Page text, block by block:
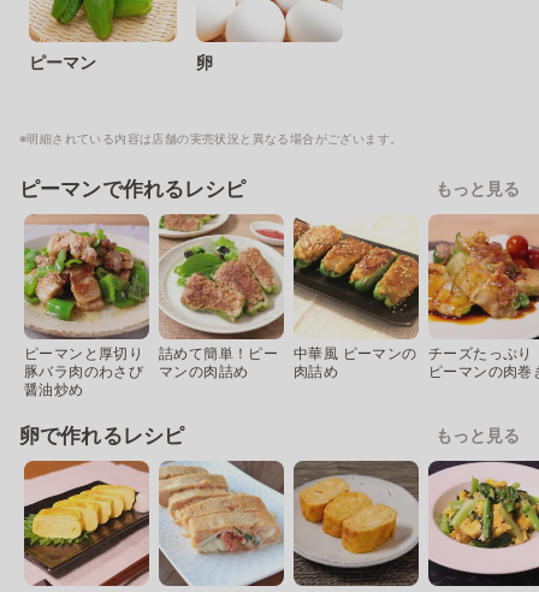
ピーマン 卵
※明細されている内容は店舗の実売状況と異なる場合がございます。
ピーマンで作れるレシピ もっと見る
ピーマンと厚切り
豚バラ肉のわさび
醤油炒め
詰めて簡単！ピー
マンの肉詰め
中華風 ピーマンの
肉詰め
チーズたっぷり
ピーマンの肉巻
卵で作れるレシピ もっと見る